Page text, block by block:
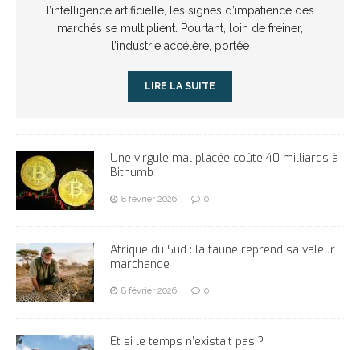
l’intelligence artificielle, les signes d’impatience des
marchés se multiplient. Pourtant, loin de freiner,
l’industrie accélère, portée
LIRE LA SUITE
Une virgule mal placée coûte 40 milliards à
Bithumb
8 février 2026 0
Afrique du Sud : la faune reprend sa valeur
marchande
8 février 2026 0
Et si le temps n’existait pas ?